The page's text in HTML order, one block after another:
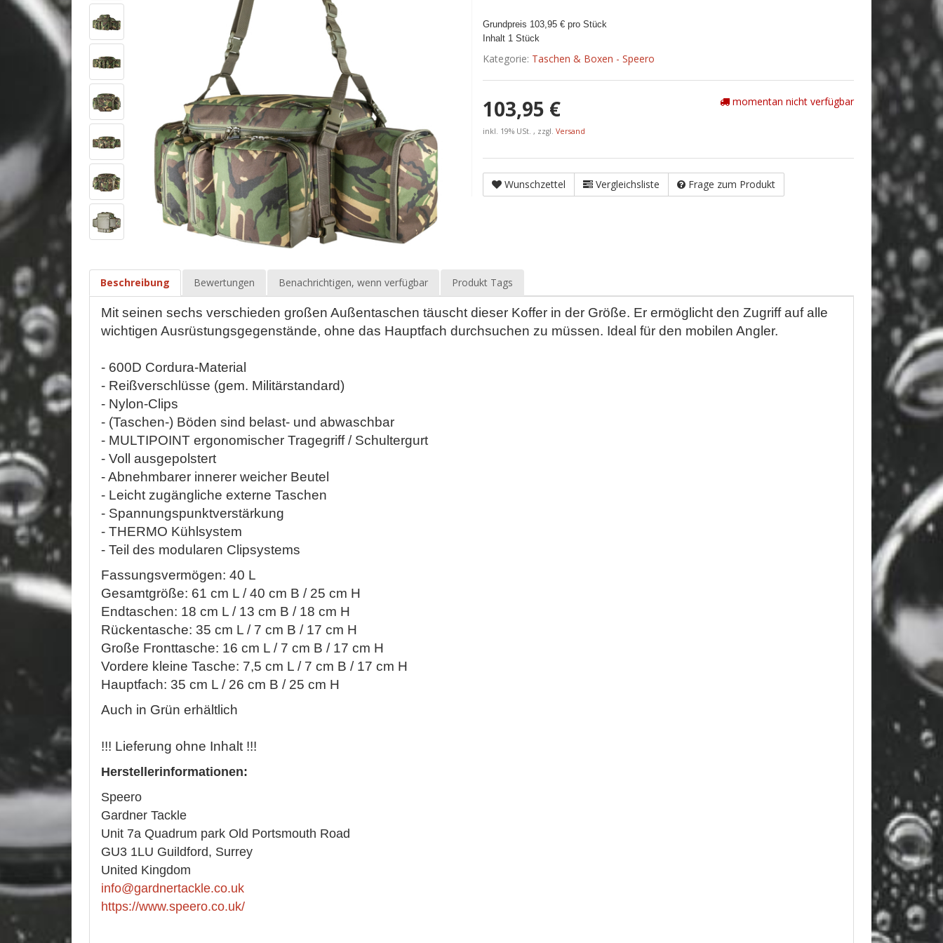
Grundpreis 103,95 € pro Stück
Inhalt 1 Stück
Kategorie: Taschen & Boxen - Speero
103,95 €
inkl. 19% USt. , zzgl. Versand
momentan nicht verfügbar
Wunschzettel Vergleichsliste Frage zum Produkt
Beschreibung Bewertungen Benachrichtigen, wenn verfügbar Produkt Tags
Mit seinen sechs verschieden großen Außentaschen täuscht dieser Koffer in der Größe. Er ermöglicht den Zugriff auf alle
wichtigen Ausrüstungsgegenstände, ohne das Hauptfach durchsuchen zu müssen. Ideal für den mobilen Angler.
- 600D Cordura-Material
- Reißverschlüsse (gem. Militärstandard)
- Nylon-Clips
- (Taschen-) Böden sind belast- und abwaschbar
- MULTIPOINT ergonomischer Tragegriff / Schultergurt
- Voll ausgepolstert
- Abnehmbarer innerer weicher Beutel
- Leicht zugängliche externe Taschen
- Spannungspunktverstärkung
- THERMO Kühlsystem
- Teil des modularen Clipsystems
Fassungsvermögen: 40 L
Gesamtgröße: 61 cm L / 40 cm B / 25 cm H
Endtaschen: 18 cm L / 13 cm B / 18 cm H
Rückentasche: 35 cm L / 7 cm B / 17 cm H
Große Fronttasche: 16 cm L / 7 cm B / 17 cm H
Vordere kleine Tasche: 7,5 cm L / 7 cm B / 17 cm H
Hauptfach: 35 cm L / 26 cm B / 25 cm H
Auch in Grün erhältlich
!!! Lieferung ohne Inhalt !!!
Herstellerinformationen:
Speero
Gardner Tackle
Unit 7a Quadrum park Old Portsmouth Road
GU3 1LU Guildford, Surrey
United Kingdom
info@gardnertackle.co.uk
https://www.speero.co.uk/